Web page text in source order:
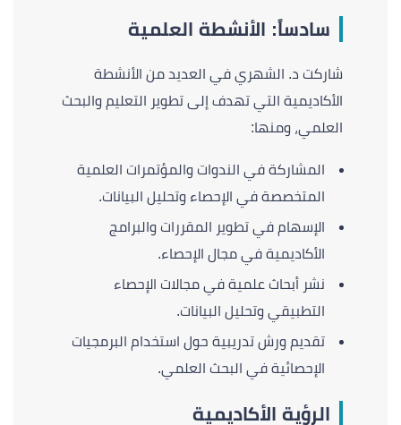
سادساً: الأنشطة العلمية
شاركت د. الشهري في العديد من الأنشطة
الأكاديمية التي تهدف إلى تطوير التعليم والبحث
العلمي، ومنها:
المشاركة في الندوات والمؤتمرات العلمية
المتخصصة في الإحصاء وتحليل البيانات.
الإسهام في تطوير المقررات والبرامج
الأكاديمية في مجال الإحصاء.
نشر أبحاث علمية في مجالات الإحصاء
التطبيقي وتحليل البيانات.
تقديم ورش تدريبية حول استخدام البرمجيات
الإحصائية في البحث العلمي.
الرؤية الأكاديمية